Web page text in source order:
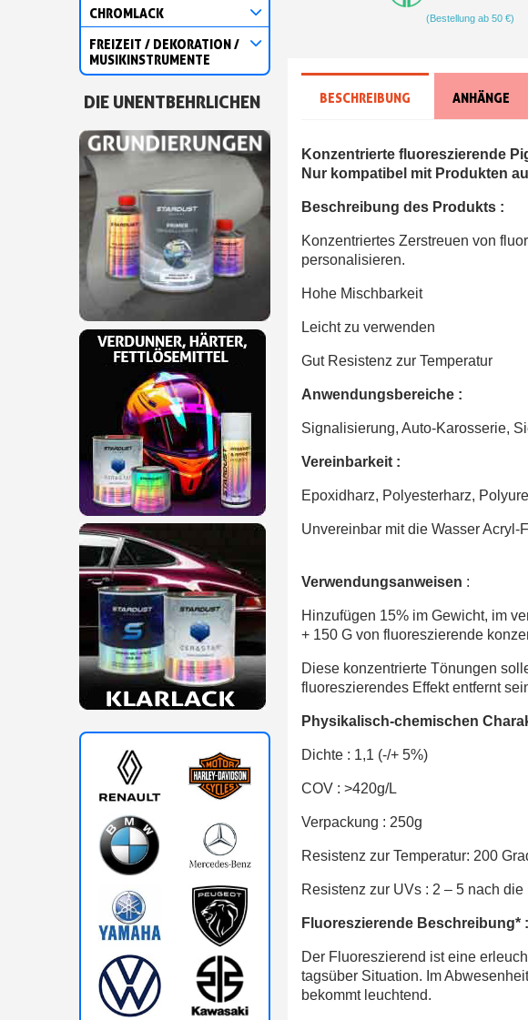
CHROMLACK
FREIZEIT / DEKORATION /
MUSIKINSTRUMENTE
DIE UNENTBEHRLICHEN
(Bestellung ab 50 €)
BESCHREIBUNG ANHÄNGE
Konzentrierte fluoreszierende
Nur kompatibel mit Produkten
Beschreibung des Produkts :
Konzentriertes Zerstreuen von
personalisieren.
Hohe Mischbarkeit
Leicht zu verwenden
Gut Resistenz zur Temperatur
Anwendungsbereiche :
Signalisierung, Auto-Karosserie,
Vereinbarkeit :
Epoxidharz, Polyesterharz,
Unvereinbar mit die Wasser Acryl-
Verwendungsanweisen :
Hinzufügen 15% im Gewicht, im
+ 150 G von fluoreszierende
Diese konzentrierte Tönungen
fluoreszierendes Effekt entfernt
Physikalisch-chemischen
Dichte : 1,1 (-/+ 5%)
COV : >420g/L
Verpackung : 250g
Resistenz zur Temperatur: 200
Resistenz zur UVs : 2 – 5 nach die
Fluoreszierende Beschreibung* :
Der Fluoreszierend ist eine
tagsüber Situation. Im
bekommt leuchtend.